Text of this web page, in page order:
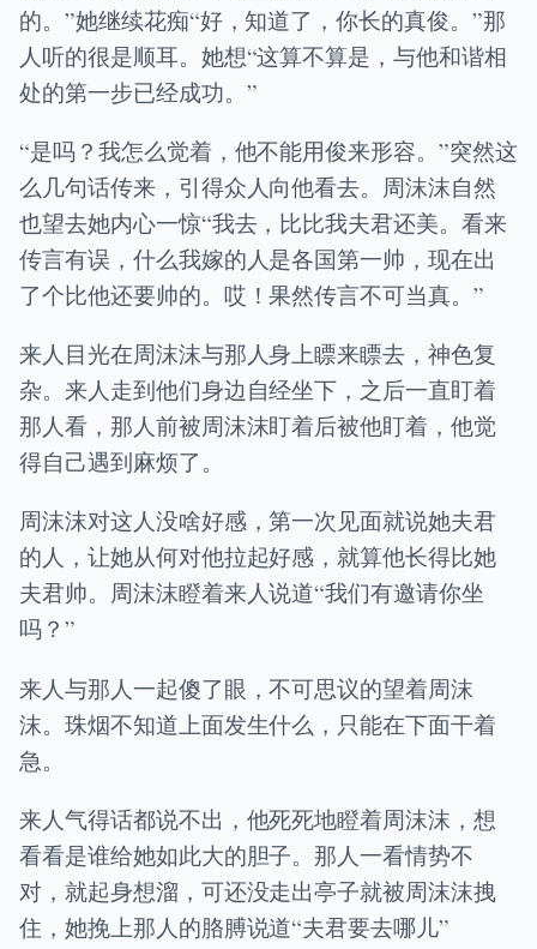
的。”她继续花痴“好，知道了，你长的真俊。”那
人听的很是顺耳。她想“这算不算是，与他和谐相
处的第一步已经成功。”
“是吗？我怎么觉着，他不能用俊来形容。”突然这
么几句话传来，引得众人向他看去。周沫沫自然
也望去她内心一惊“我去，比比我夫君还美。看来
传言有误，什么我嫁的人是各国第一帅，现在出
了个比他还要帅的。哎！果然传言不可当真。”
来人目光在周沫沫与那人身上瞟来瞟去，神色复
杂。来人走到他们身边自经坐下，之后一直盯着
那人看，那人前被周沫沫盯着后被他盯着，他觉
得自己遇到麻烦了。
周沫沫对这人没啥好感，第一次见面就说她夫君
的人，让她从何对他拉起好感，就算他长得比她
夫君帅。周沫沫瞪着来人说道“我们有邀请你坐
吗？”
来人与那人一起傻了眼，不可思议的望着周沫
沫。珠烟不知道上面发生什么，只能在下面干着
急。
来人气得话都说不出，他死死地瞪着周沫沫，想
看看是谁给她如此大的胆子。那人一看情势不
对，就起身想溜，可还没走出亭子就被周沫沫拽
住，她挽上那人的胳膊说道“夫君要去哪儿”